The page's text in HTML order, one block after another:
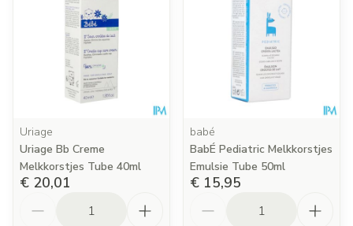
Uriage
Uriage Bb Creme
Melkkorstjes Tube 40ml
€ 20,01
babé
BabÉ Pediatric Melkkorstjes
Emulsie Tube 50ml
€ 15,95